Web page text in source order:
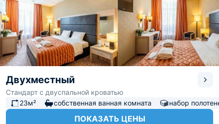
Двухместный
Стандарт с двуспальной кроватью
23м²
собственная ванная комната набор
ПОКАЗАТЬ ЦЕНЫ